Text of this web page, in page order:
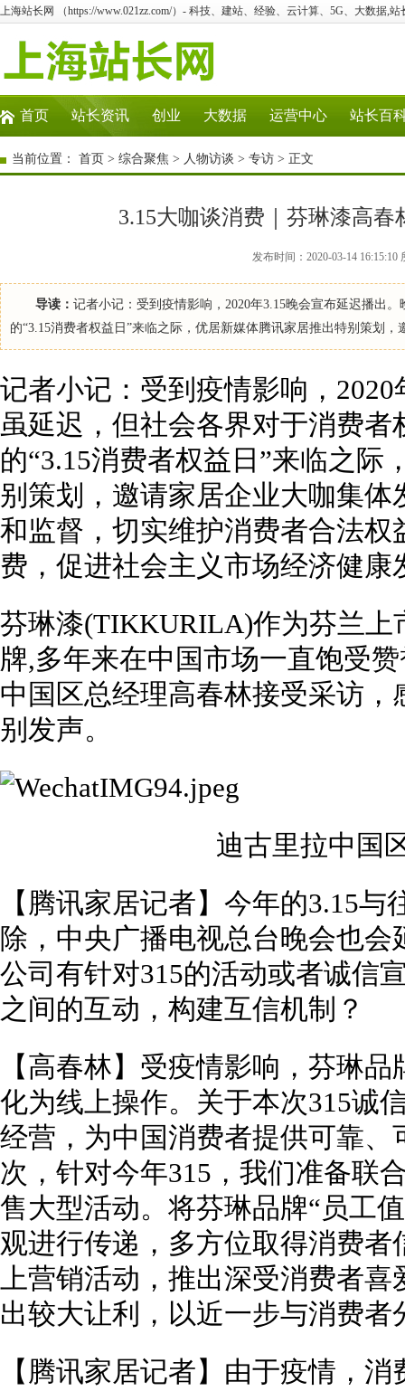
上海站长网 （https://www.021zz.com/）- 科技、建站、经验、云计算、5G、大数据,站
首页 站长资讯 创业 大数据 运营中心 站长百
当前位置： 首页 > 综合聚焦 > 人物访谈 > 专访 > 正文
3.15大咖谈消费｜芬琳漆高
发布时间：2020-03-14
导读： 记者小记：受到疫情影响，2020年3.15晚会宣布延迟播出
的“3.15消费者权益日”来临之际，优居新媒体腾讯家居推出特别策划
记者小记：受到疫情影响，
虽延迟，但社会各界对于消费
的“3.15消费者权益日”来临之
别策划，邀请家居企业大咖集
和监督，切实维护消费者合法
费，促进社会主义市场经济健康
芬琳漆(TIKKURILA)作为芬兰
牌,多年来在中国市场一直饱受
中国区总经理高春林接受采访
别发声。
迪古里拉中国
【腾讯家居记者】今年的3.15
除，中央广播电视总台晚会也
公司有针对315的活动或者诚信
之间的互动，构建互信机制？
【高春林】受疫情影响，芬琳
化为线上操作。关于本次315诚
经营，为中国消费者提供可靠
次，针对今年315，我们准备联
售大型活动。将芬琳品牌“员工
观进行传递，多方位取得消费
上营销活动，推出深受消费者
出较大让利，以近一步与消费
【腾讯家居记者】由于疫情，